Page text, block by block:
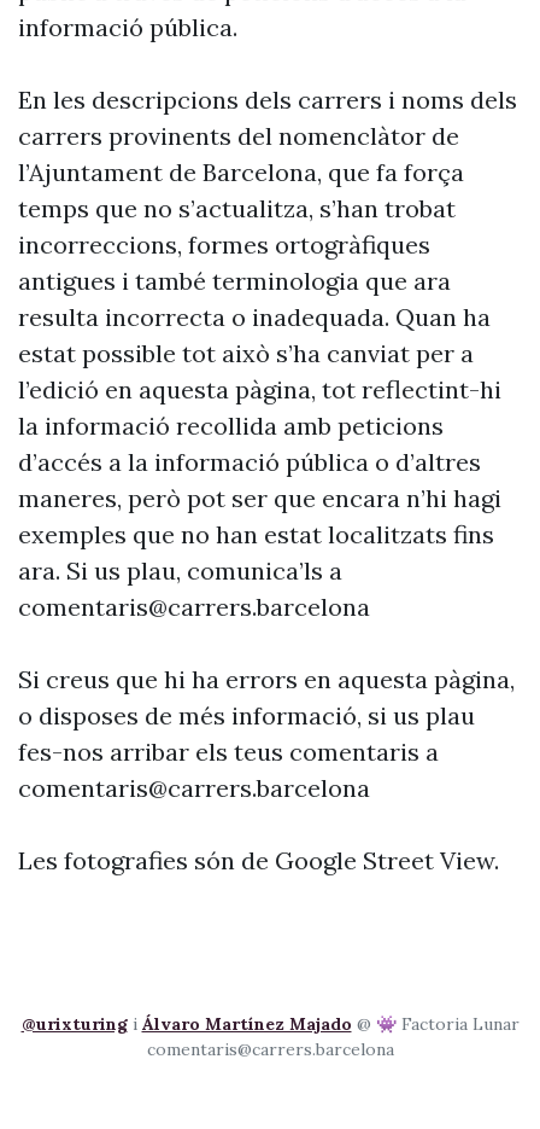
informació pública.
En les descripcions dels carrers i noms dels
carrers provinents del nomenclàtor de
l’Ajuntament de Barcelona, que fa força
temps que no s’actualitza, s’han trobat
incorreccions, formes ortogràfiques
antigues i també terminologia que ara
resulta incorrecta o inadequada. Quan ha
estat possible tot això s’ha canviat per a
l’edició en aquesta pàgina, tot reflectint-hi
la informació recollida amb peticions
d’accés a la informació pública o d’altres
maneres, però pot ser que encara n’hi hagi
exemples que no han estat localitzats fins
ara. Si us plau, comunica’ls a
comentaris@carrers.barcelona
Si creus que hi ha errors en aquesta pàgina,
o disposes de més informació, si us plau
fes-nos arribar els teus comentaris a
comentaris@carrers.barcelona
Les fotografies són de Google Street View.
@urixturingi Álvaro Martínez Majado @ 👾 Factoria Lunar
comentaris@carrers.barcelona